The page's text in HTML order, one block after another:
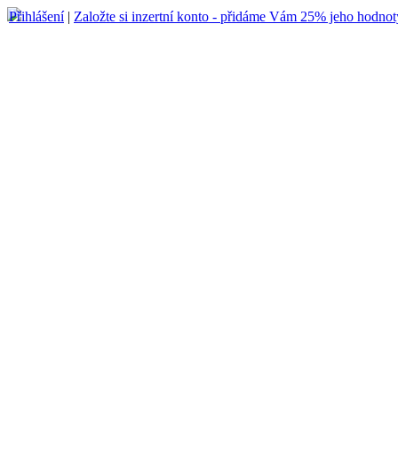
Přihlášení| Založte si inzertní konto - přidáme Vám 25% jeho